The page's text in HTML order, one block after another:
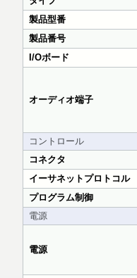
製品型番
製品番号
I/Oボード
オーディオ端子
コントロール
コネクタ
イーサネットプロトコル
プログラム制御
電源
電源